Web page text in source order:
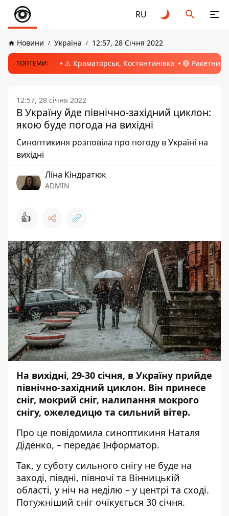
RU
Новини Україна 12:57, 28 Січня 2022
ТОПТЕМИ: ⚠️ Краматорськ, Костянтинівка 🔴 Ракетний
12:57, 28 січня 2022
В Україну йде північно-західний циклон:
якою буде погода на вихідні
Синоптикиня розповіла про погоду в Україні на
вихідні
Ліна Кіндратюк
ADMIN
👍
На вихідні, 29-30 січня, в Україну прийде
північно-західний циклон. Він принесе
сніг, мокрий сніг, налипання мокрого
снігу, ожеледицю та сильний вітер.
Про це повідомила синоптикиня Наталя
Діденко, – передає Інформатор.
Так, у суботу сильного снігу не буде на
заході, півдні, півночі та Вінницькій
області, у ніч на неділю – у центрі та сході.
Потужніший сніг очікується 30 січня.